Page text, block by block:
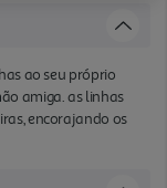
ao seu próprio
amiga. as linhas
encorajando os